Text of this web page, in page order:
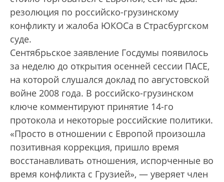
резолюция по российско-грузинскому
конфликту и жалоба ЮКОСа в Страсбургском
суде.
Сентябрьское заявление Госдумы появилось
за неделю до открытия осенней сессии ПАСЕ,
на которой слушался доклад по августовской
войне 2008 года. В российско-грузинском
ключе комментируют принятие 14-го
протокола и некоторые российские политики.
«Просто в отношении с Европой произошла
позитивная коррекция, пришло время
восстанавливать отношения, испорченные во
время конфликта с Грузией», — уверяет член